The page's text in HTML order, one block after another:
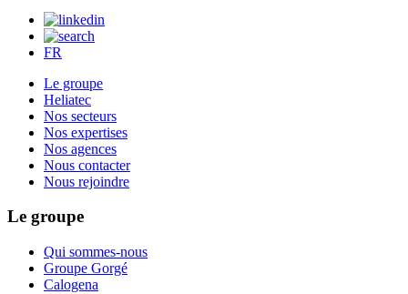
FR
Le groupe
Heliatec
Nos secteurs
Nos expertises
Nos agences
Nous contacter
Nous rejoindre
Le groupe
Qui sommes-nous
Groupe Gorgé
Calogena